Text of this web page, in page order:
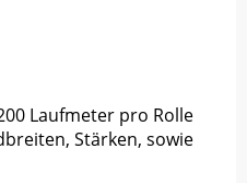
Laufmeter pro Rolle
Stärken, sowie